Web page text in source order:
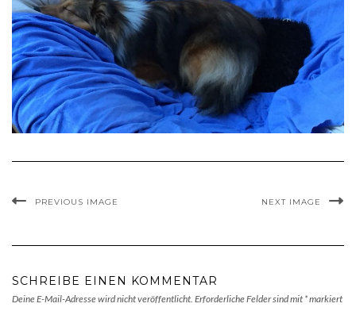
PREVIOUS IMAGE NEXT IMAGE
SCHREIBE EINEN KOMMENTAR
Deine E-Mail-Adresse wird nicht veröffentlicht. Erforderliche Felder sind mit *markiert